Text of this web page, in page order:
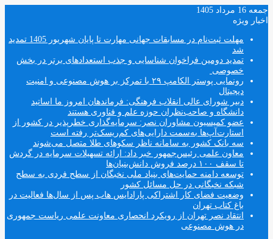
جمعه 16 مرداد 1405
اخبار ویژه
مهلت ثبت‌نام در مسابقات جهانی مهارت تا پایان شهریور 1405 تمدید
شد
تمدید دومین فراخوان شناسایی و جذب استعدادهای برتر در بخش
خصوصی
رونمایی پوستر الکامپ ۲۹ با تمرکز بر هوش مصنوعی و امنیت
دیجیتال
دبیر شورای عالی انقلاب فرهنگی: فرماندهان امروز ما اساتید
دانشگاه و صاحب‌نظران حوزه علم و فناوری هستند
عضو کمیسیون مشاوران نصر: سرمایه‌گذاری خطرپذیر در کشور از
استارت‌آپ‌ها به‌سمت دارایی‌های کم‌ریسک‌تر رفته است
سه بانک کشور به سامانه ناظر سکوهای طلا متصل می‌شوند
معاون علمی رئیس‌جمهور خبر داد: ارائه تسهیلات سرمایه در گردش
تا سقف ۱۰۰ درصد فروش دانش‌بنیان‌ها
توسعه دامنه حمایت‌های بنیاد ملی نخبگان از سطح فردی به سطح
شبکه نخبگانی در حل مسائل کشور
وضعیت فضای کار اشتراکی پارادایس هاب پس از سال‌ها فعالیت در
باغ کتاب تهران
انتقاد نصر تهران از رویکرد انحصاری معاونت علمی ریاست جمهوری
در هوش مصنوعی